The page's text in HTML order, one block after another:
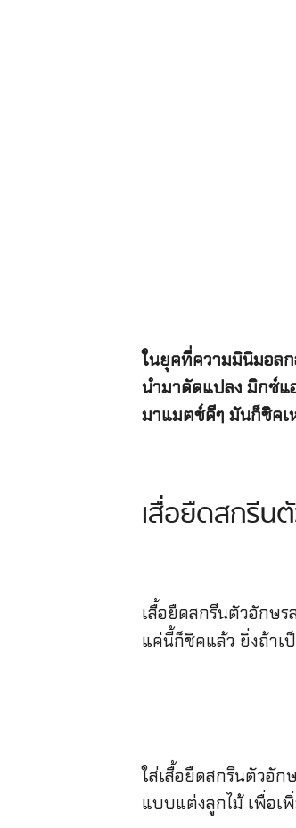
ในยุคที่ความมินิมอลก
นำมาดัดแปลง มิกซ์แ
มาแมตช์ดีๆ มันก็ชิคเ
เสื่อยืดสกรีน
เสื้อยืดสกรีนตัวอักษร
แค่นี้ก็ชิคแล้ว ยิ่งถ้าเ
ใส่เสื้อยืดสกรีนตัวอั
แบบแต่งลูกไม้ เพื่อเ